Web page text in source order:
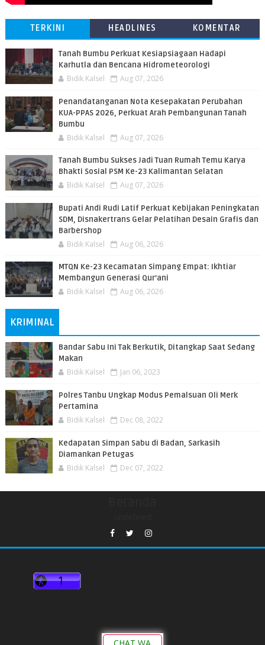
TERKINI HEADLINES KOMENTAR
Tanah Bumbu Perkuat Kesiapsiagaan Hadapi
Karhutla dan Bencana Hidrometeorologi
Bidik Kalsel Aug 07, 2026
Penandatanganan Nota Kesepakatan Perubahan
KUA-PPAS 2026, Perkuat Arah Pembangunan Tanah
Bumbu
Bidik Kalsel Aug 07, 2026
Tanah Bumbu Sukses Jadi Tuan Rumah Temu Karya
Bhakti Sosial PSM Ke-23 Kalimantan Selatan
Bidik Kalsel Aug 07, 2026
Bupati Andi Rudi Latif Perkuat Kebijakan Peningkatan
SDM, Disnakertrans Gelar Pelatihan Desain Grafis dan
Barbershop
Bidik Kalsel Aug 06, 2026
MTQN Ke-23 Kecamatan Simpang Empat: Ikhtiar
Membangun Generasi Qur’ani
Bidik Kalsel Aug 06, 2026
KRIMINAL
Bandar Sabu Ini Tak Berkutik, Ditangkap Saat Sedang
Makan
Bidik Kalsel Jan 06, 2023
Polres Tanbu Ungkap Modus Pemalsuan Oli Merk
Pertamina
Bidik Kalsel Dec 08, 2022
Kedapatan Simpan Sabu di Badan, Sarkasih
Diamankan Petugas
Bidik Kalsel Dec 07, 2022